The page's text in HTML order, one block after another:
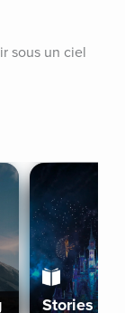
sous un ciel
Stories